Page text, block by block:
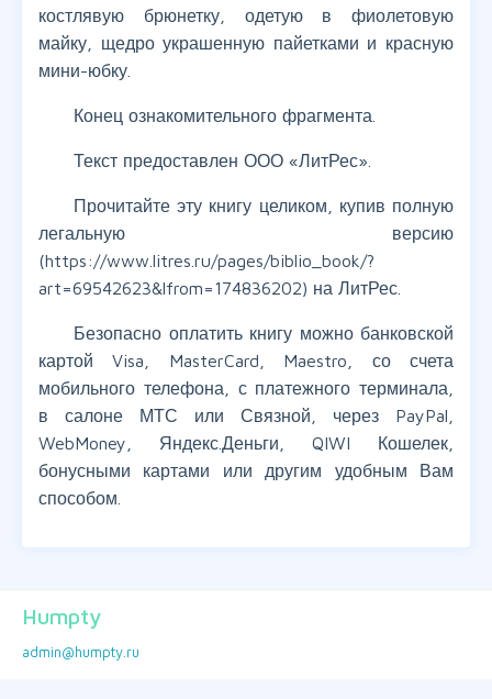
костлявую брюнетку, одетую в фиолетовую
майку, щедро украшенную пайетками и красную
мини-юбку.
Конец ознакомительного фрагмента.
Текст предоставлен ООО «ЛитРес».
Прочитайте эту книгу целиком, купив полную
легальную версию
(https://www.litres.ru/pages/biblio_book/?
art=69542623&lfrom=174836202) на ЛитРес.
Безопасно оплатить книгу можно банковской
картой Visa, MasterCard, Maestro, со счета
мобильного телефона, с платежного терминала,
в салоне МТС или Связной, через PayPal,
WebMoney, Яндекс.Деньги, QIWI Кошелек,
бонусными картами или другим удобным Вам
способом.
Humpty
admin@humpty.ru